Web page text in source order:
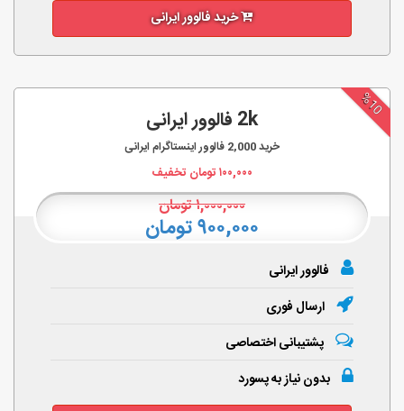
خرید فالوور ایرانی
%10
2k فالوور ایرانی
خرید2,000 فالوور اینستاگرام ایرانی
۱۰۰,۰۰۰تومان تخفیف
۱,۰۰۰,۰۰۰تومان
۹۰۰,۰۰۰ تومان
فالوور ایرانی
ارسال فوری
پشتیبانی اختصاصی
بدون نیاز به پسورد